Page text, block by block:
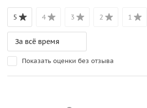
5 4 3 2 1
Показать оценки без отзыва